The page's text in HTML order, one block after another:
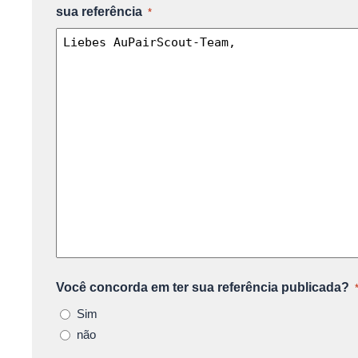
sua referência *
Você concorda em ter sua referência publicada? *
Sim
não